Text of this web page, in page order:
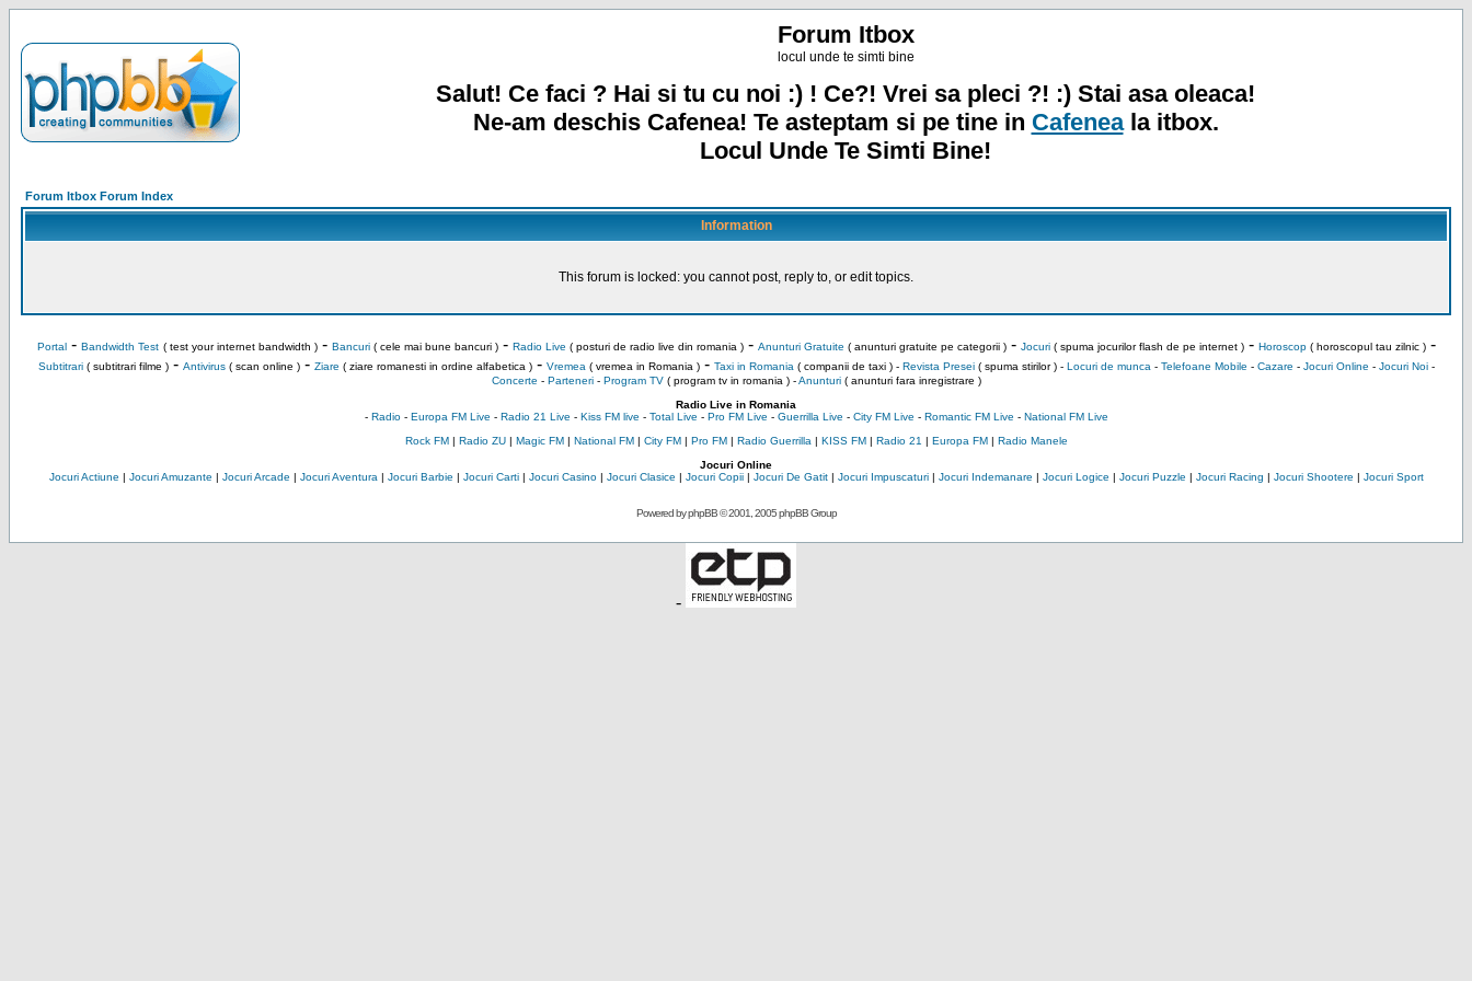
Forum Itbox
locul unde te simti bine
Salut! Ce faci ? Hai si tu cu noi :) ! Ce?! Vrei sa pleci ?! :) Stai asa oleaca!
Ne-am deschis Cafenea! Te asteptam si pe tine in Cafeneala itbox.
Locul Unde Te Simti Bine!
Forum Itbox Forum Index
Information
This forum is locked: you cannot post, reply to, or edit topics.
Portal- Bandwidth Test ( test your internet bandwidth )- Bancuri( cele mai bune bancuri )- Radio Live ( posturi de radio live din romania )- Anunturi Gratuite ( anunturi gratuite pe categorii )- Jocuri( spuma jocurilor flash de pe internet )- Horoscop( horoscopul tau zilnic )-
Subtitrari( subtitrari filme )- Antivirus( scan online )- Ziare ( ziare romanesti in ordine alfabetica )- Vremea ( vremea in Romania )- Taxi in Romania ( companii de taxi ) - Revista Presei( spuma stirilor ) - Locuri de munca - Telefoane Mobile - Cazare - Jocuri Online - Jocuri Noi-
Concerte - Parteneri- Program TV( program tv in romania )-Anunturi( anunturi fara inregistrare )
Radio Live in Romania
- Radio- Europa FM Live - Radio 21 Live - Kiss FM live - Total Live - Pro FM Live - Guerrilla Live - City FM Live - Romantic FM Live - National FM Live
Rock FM| Radio ZU| Magic FM| National FM| City FM| Pro FM| Radio Guerrilla | KISS FM| Radio 21 | Europa FM| Radio Manele
Jocuri Online
Jocuri Actiune | Jocuri Amuzante | Jocuri Arcade | Jocuri Aventura | Jocuri Barbie | Jocuri Carti| Jocuri Casino| Jocuri Clasice | Jocuri Copii| Jocuri De Gatit| Jocuri Impuscaturi| Jocuri Indemanare | Jocuri Logice | Jocuri Puzzle | Jocuri Racing | Jocuri Shootere | Jocuri Sport
Powered byphpBB© 2001, 2005 phpBB Group
-